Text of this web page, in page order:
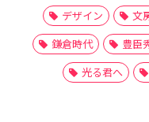
デザイン
文
鎌倉時代
豊臣
光る君へ